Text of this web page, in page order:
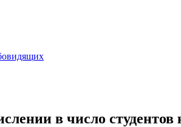
в число студентов